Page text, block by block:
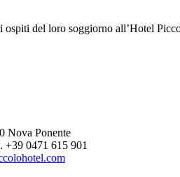
ospiti del loro soggiorno all’Hotel
Nova Ponente
+39 0471 615 901